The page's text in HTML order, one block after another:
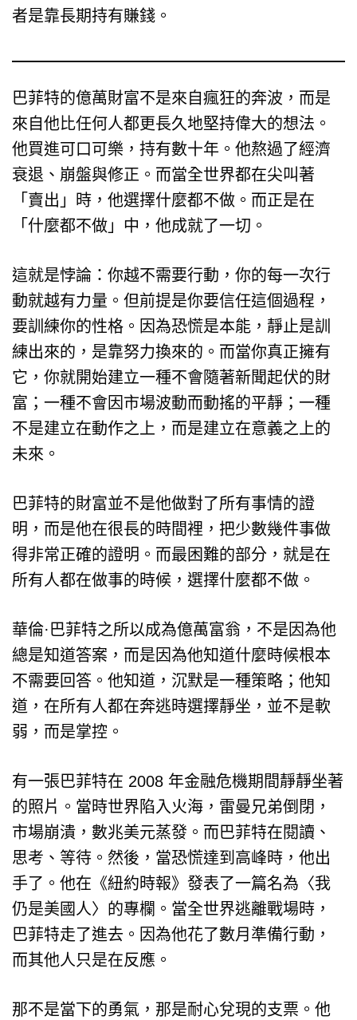
者是靠長期持有賺錢。
巴菲特的億萬財富不是來自瘋狂的奔波，而是
來自他比任何人都更長久地堅持偉大的想法。
他買進可口可樂，持有數十年。他熬過了經濟
衰退、崩盤與修正。而當全世界都在尖叫著
「賣出」時，他選擇什麼都不做。而正是在
「什麼都不做」中，他成就了一切。
這就是悖論：你越不需要行動，你的每一次行
動就越有力量。但前提是你要信任這個過程，
要訓練你的性格。因為恐慌是本能，靜止是訓
練出來的，是靠努力換來的。而當你真正擁有
它，你就開始建立一種不會隨著新聞起伏的財
富；一種不會因市場波動而動搖的平靜；一種
不是建立在動作之上，而是建立在意義之上的
未來。
巴菲特的財富並不是他做對了所有事情的證
明，而是他在很長的時間裡，把少數幾件事做
得非常正確的證明。而最困難的部分，就是在
所有人都在做事的時候，選擇什麼都不做。
華倫·巴菲特之所以成為億萬富翁，不是因為他
總是知道答案，而是因為他知道什麼時候根本
不需要回答。他知道，沉默是一種策略；他知
道，在所有人都在奔逃時選擇靜坐，並不是軟
弱，而是掌控。
有一張巴菲特在 2008 年金融危機期間靜靜坐著
的照片。當時世界陷入火海，雷曼兄弟倒閉，
市場崩潰，數兆美元蒸發。而巴菲特在閱讀、
思考、等待。然後，當恐慌達到高峰時，他出
手了。他在《紐約時報》發表了一篇名為〈我
仍是美國人〉的專欄。當全世界逃離戰場時，
巴菲特走了進去。因為他花了數月準備行動，
而其他人只是在反應。
那不是當下的勇氣，那是耐心兌現的支票。他